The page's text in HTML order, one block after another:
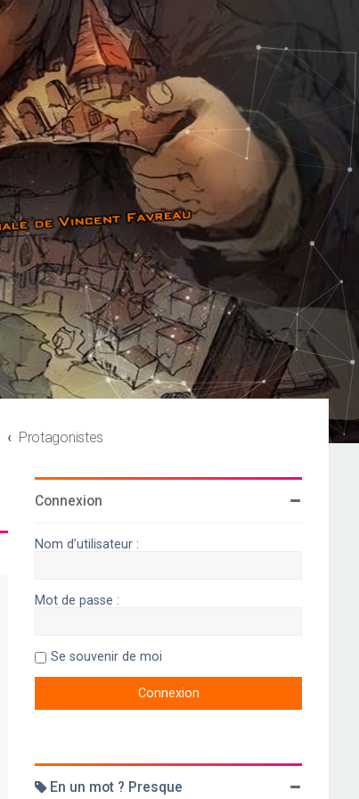
Protagonistes
Connexion
Nom d’utilisateur :
Mot de passe :
Se souvenir de moi
En un mot ? Presque